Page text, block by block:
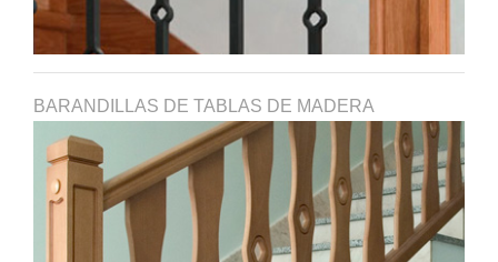
BARANDILLAS DE TABLAS DE MADERA